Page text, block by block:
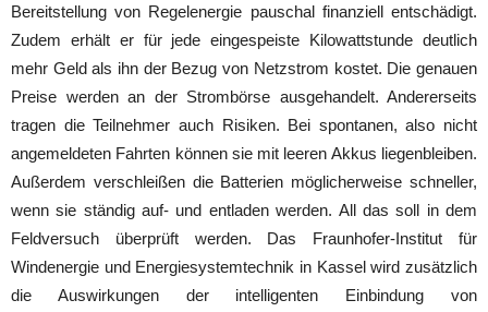
Bereitstellung von Regelenergie pauschal finanziell entschädigt.
Zudem erhält er für jede eingespeiste Kilowattstunde deutlich
mehr Geld als ihn der Bezug von Netzstrom kostet. Die genauen
Preise werden an der Strombörse ausgehandelt. Andererseits
tragen die Teilnehmer auch Risiken. Bei spontanen, also nicht
angemeldeten Fahrten können sie mit leeren Akkus liegenbleiben.
Außerdem verschleißen die Batterien möglicherweise schneller,
wenn sie ständig auf- und entladen werden. All das soll in dem
Feldversuch überprüft werden. Das Fraunhofer-Institut für
Windenergie und Energiesystemtechnik in Kassel wird zusätzlich
die Auswirkungen der intelligenten Einbindung von